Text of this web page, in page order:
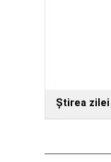
Ştirea zilei